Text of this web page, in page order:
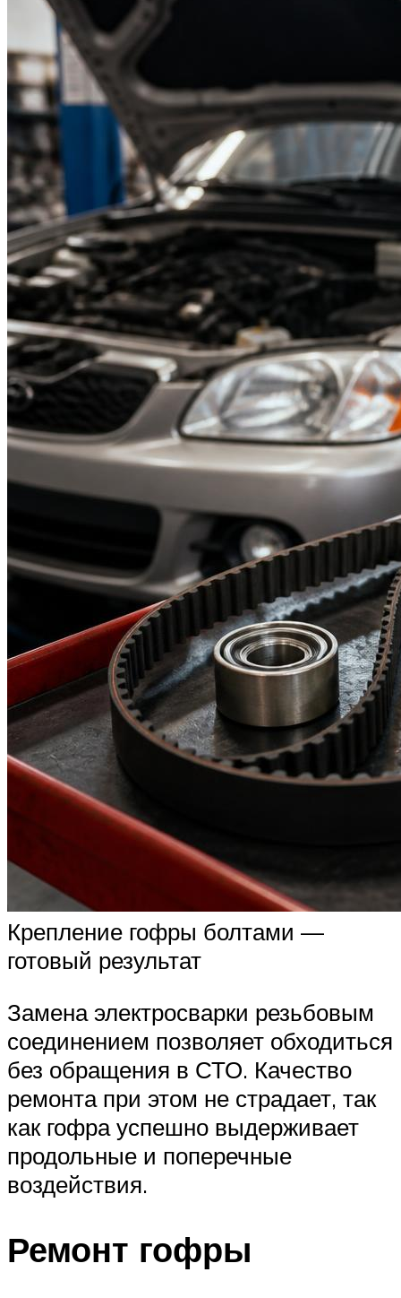
Крепление гофры болтами —
готовый результат
Замена электросварки резьбовым
соединением позволяет обходиться
без обращения в СТО. Качество
ремонта при этом не страдает, так
как гофра успешно выдерживает
продольные и поперечные
воздействия.
Ремонт гофры